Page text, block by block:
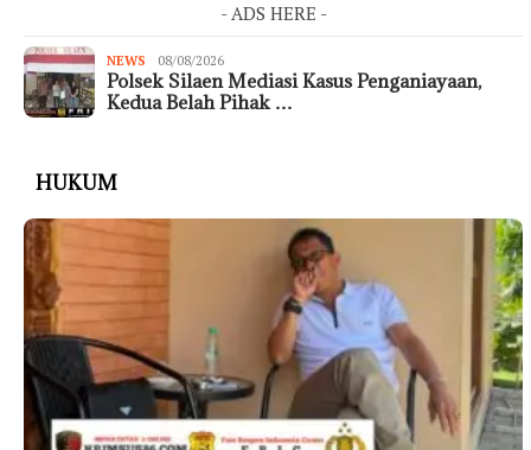
- ADS HERE -
NEWS 08/08/2026
Polsek Silaen Mediasi Kasus Penganiayaan,
Kedua Belah Pihak …
HUKUM